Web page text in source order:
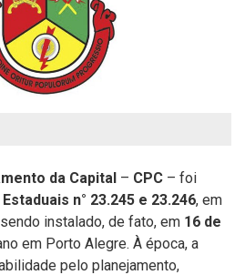
da Capital – CPC – foi
n° 23.245 e 23.246, em
instalado, de fato, em 16 de
em Porto Alegre. À época, a
pelo planejamento,